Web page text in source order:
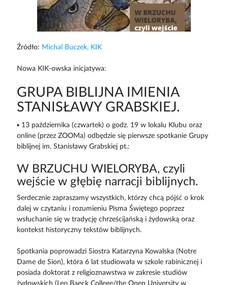
Źródło: Michal Buczek, KIK
Nowa KIK-owska inicjatywa:
GRUPA BIBLIJNA IMIENIA
STANISŁAWY GRABSKIEJ.
▪️ 13 października (czwartek) o godz. 19 w lokalu Klubu oraz
online (przez ZOOMa) odbędzie się pierwsze spotkanie Grupy
biblijnej im. Stanisławy Grabskiej pt.:
W BRZUCHU WIELORYBA, czyli
wejście w głębię narracji biblijnych.
Serdecznie zapraszamy wszystkich, którzy chcą pójść o krok
dalej w czytaniu i rozumieniu Pisma Świętego poprzez
wsłuchanie się w tradycję chrześcijańską i żydowską oraz
kontekst historyczny tekstów biblijnych.
Spotkania poprowadzi Siostra Katarzyna Kowalska (Notre
Dame de Sion), która 6 lat studiowała w szkole rabinicznej i
posiada doktorat z religioznawstwa w zakresie studiów
żydowskich (Leo Baeck College/the Open University w